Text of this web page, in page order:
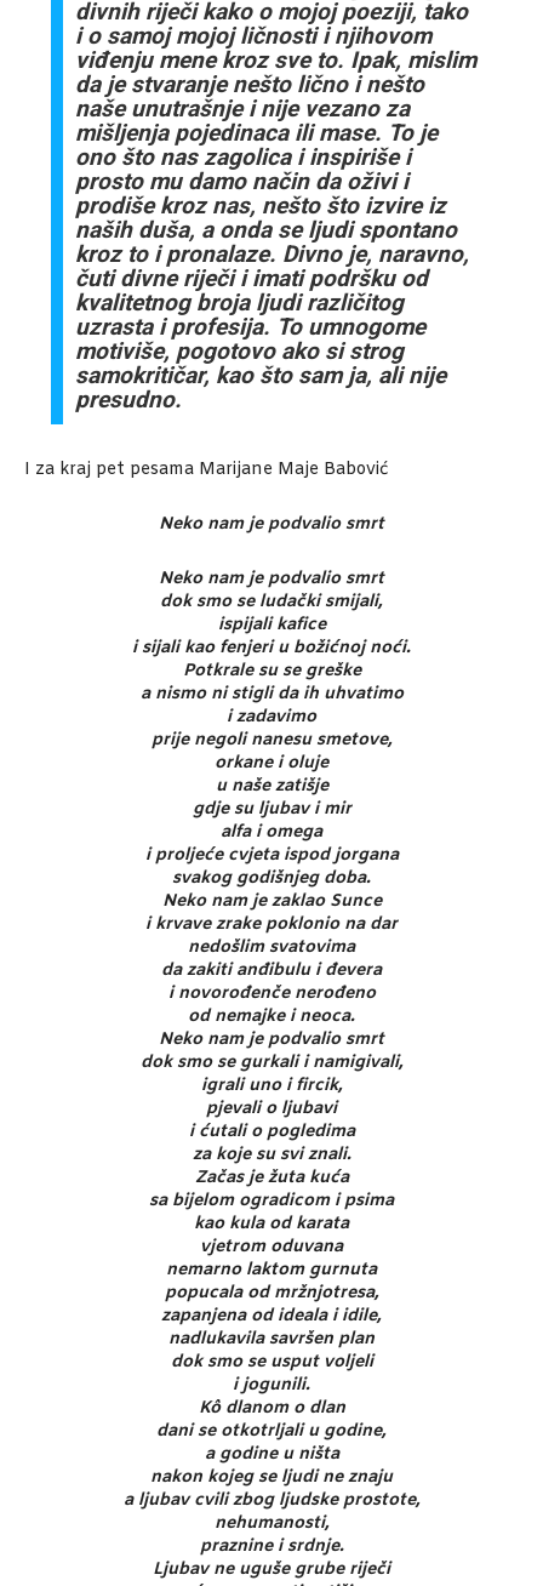
divnih riječi kako o mojoj poeziji, tako
i o samojmojoj ličnosti i njihovom
viđenju mene kroz sve to. Ipak, mislim
da je stvaranje nešto lično i nešto
naše unutrašnje i nije vezano za
mišljenja pojedinaca ili mase. To je
ono što nas zagolica i inspiriše i
prosto mu damo način da oživi i
prodiše kroz nas, nešto što izvire iz
naših duša, a onda se ljudi spontano
kroz to i pronalaze. Divno je, naravno,
čuti divne riječi i imati podršku od
kvalitetnog broja ljudi različitog
uzrasta iprofesija. To umnogome
motiviše, pogotovo ako si strog
samokritičar, kao što sam ja, ali nije
presudno.
I za kraj pet pesama Marijane Maje Babović
Neko nam je podvalio smrt
Neko nam je podvalio smrt
dok smo se ludački smijali,
ispijali kafice
i sijali kao fenjeri u božićnoj noći.
Potkrale su se greške
a nismo ni stigli da ih uhvatimo
i zadavimo
prije negoli nanesu smetove,
orkane i oluje
u naše zatišje
gdje su ljubav i mir
alfa i omega
i proljeće cvjeta ispod jorgana
svakog godišnjeg doba.
Neko nam je zaklao Sunce
i krvave zrake poklonio na dar
nedošlim svatovima
da zakiti anđibulu i đevera
i novorođenče nerođeno
od nemajke i neoca.
Neko nam je podvalio smrt
dok smo se gurkali i namigivali,
igrali uno i fircik,
pjevali o ljubavi
i ćutali o pogledima
za koje su svi znali.
Začas je žuta kuća
sa bijelom ogradicom i psima
kao kula od karata
vjetrom oduvana
nemarno laktom gurnuta
popucala od mržnjotresa,
zapanjena od ideala i idile,
nadlukavila savršen plan
dok smo se usput voljeli
i jogunili.
Kô dlanom o dlan
dani se otkotrljali u godine,
a godine u ništa
nakon kojeg se ljudi ne znaju
a ljubav cvili zbog ljudske prostote,
nehumanosti,
praznine i srdnje.
Ljubav ne uguše grube riječi